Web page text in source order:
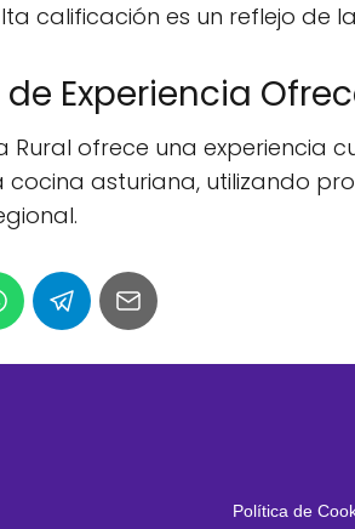
calificación es un reflejo
de Experiencia
Rural ofrece una experiencia
cocina asturiana, utilizando
Política de